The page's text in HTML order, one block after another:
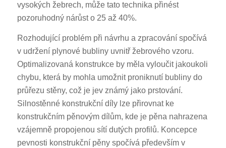
vysokých žebrech, může tato technika přinést
pozoruhodný nárůst o 25 až 40%.
Rozhodující problém při návrhu a zpracování spočívá
v udržení plynové bubliny uvnitř žebrového vzoru.
Optimalizovaná konstrukce by měla vyloučit jakoukoli
chybu, která by mohla umožnit proniknutí bubliny do
průřezu stěny, což je jev známý jako prstování.
Silnostěnné konstrukční díly lze přirovnat ke
konstrukčním pěnovým dílům, kde je pěna nahrazena
vzájemně propojenou sítí dutých profilů. Koncepce
pevnosti konstrukční pěny spočívá především v